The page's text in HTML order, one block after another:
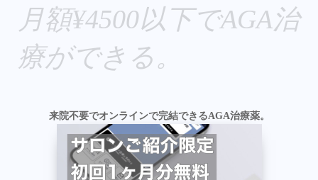
月額¥4500以下でAGA治
療ができる。
来院不要でオンラインで完結できるAGA治療薬。